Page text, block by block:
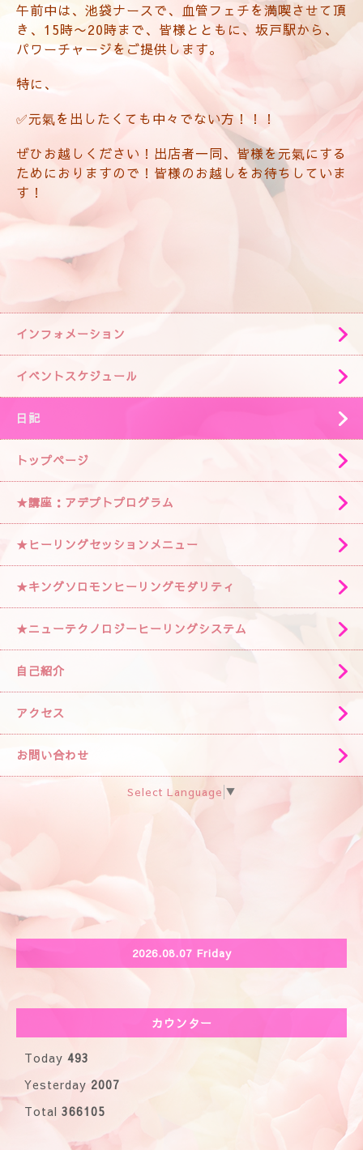
午前中は、池袋ナースで、血管フェチを満喫させて頂
き、15時〜20時まで、皆様とともに、坂戸駅から、
パワーチャージをご提供します。
特に、
✅元氣を出したくても中々でない方！！！
ぜひお越しください！出店者一同、皆様を元氣にする
ためにおりますので！皆様のお越しをお待ちしていま
す！
インフォメーション
イベントスケジュール
日記
トップページ
★講座：アデプトプログラム
★ヒーリングセッションメニュー
★キングソロモンヒーリングモダリティ
★ニューテクノロジーヒーリングシステム
自己紹介
アクセス
お問い合わせ
Select Language ▼
2026.08.07 Friday
カウンター
Today 493
Yesterday 2007
Total 366105